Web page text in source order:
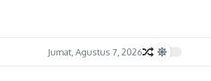
Jumat, Agustus 7, 2026